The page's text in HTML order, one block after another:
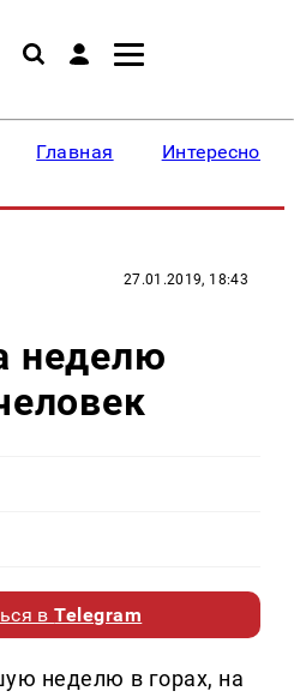
Главная Интересное
27.01.2019, 18:43
неделю
вTelegram
неделю в горах, на